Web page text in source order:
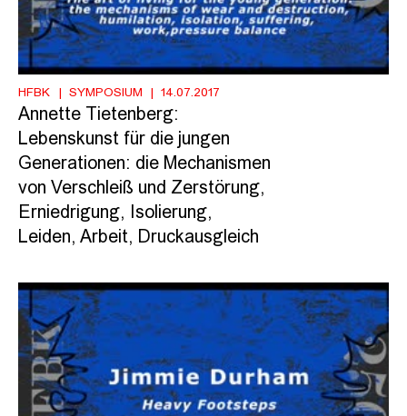
HFBK SYMPOSIUM 14.07.2017
Annette Tietenberg:
Lebenskunst für die jungen
Generationen: die Mechanismen
von Verschleiß und Zerstörung,
Erniedrigung, Isolierung,
Leiden, Arbeit, Druckausgleich